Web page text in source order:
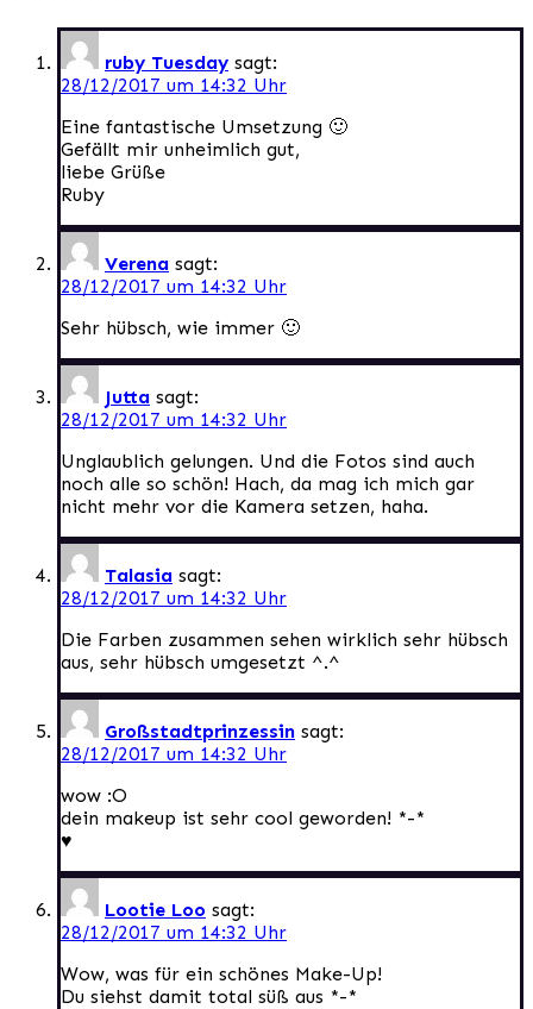
ruby Tuesday sagt:
28/12/2017 um 14:32 Uhr
Eine fantastische Umsetzung 🙂
Gefällt mir unheimlich gut,
liebe Grüße
Ruby
Verena sagt:
28/12/2017 um 14:32 Uhr
Sehr hübsch, wie immer 🙂
Jutta sagt:
28/12/2017 um 14:32 Uhr
Unglaublich gelungen. Und die Fotos sind auch
noch alle so schön! Hach, da mag ich mich gar
nicht mehr vor die Kamera setzen, haha.
Talasia sagt:
28/12/2017 um 14:32 Uhr
Die Farben zusammen sehen wirklich sehr hübsch
aus, sehr hübsch umgesetzt ^.^
Großstadtprinzessin sagt:
28/12/2017 um 14:32 Uhr
wow :O
dein makeup ist sehr cool geworden! *-*
♥
Lootie Loo sagt:
28/12/2017 um 14:32 Uhr
Wow, was für ein schönes Make-Up!
Du siehst damit total süß aus *-*